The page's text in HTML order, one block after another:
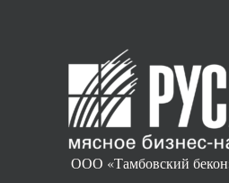
ООО «Тамбовский